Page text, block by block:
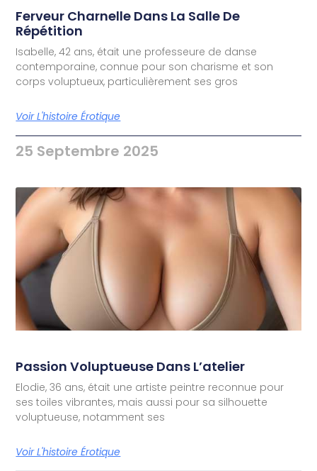
Ferveur Charnelle Dans La Salle De
Répétition
Isabelle, 42 ans, était une professeure de danse
contemporaine, connue pour son charisme et son
corps voluptueux, particulièrement ses gros
Voir L'histoire Érotique
25 Septembre 2025
Passion Voluptueuse Dans L’atelier
Elodie, 36 ans, était une artiste peintre reconnue pour
ses toiles vibrantes, mais aussi pour sa silhouette
voluptueuse, notamment ses
Voir L'histoire Érotique